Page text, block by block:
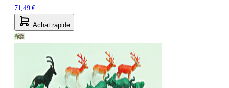
71,49 €
Achat rapide